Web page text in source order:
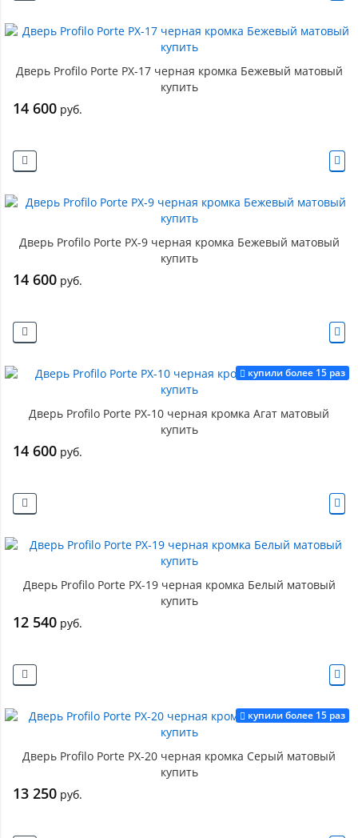
Дверь Profilo Porte PX-17 черная кромка Бежевый матовый
купить
14 600 руб.
Дверь Profilo Porte PX-9 черная кромка Бежевый матовый
купить
14 600 руб.
купили более 15 раз
Дверь Profilo Porte PX-10 черная кромка Агат матовый
купить
14 600 руб.
Дверь Profilo Porte PX-19 черная кромка Белый матовый
купить
12 540 руб.
купили более 15 раз
Дверь Profilo Porte PX-20 черная кромка Серый матовый
купить
13 250 руб.